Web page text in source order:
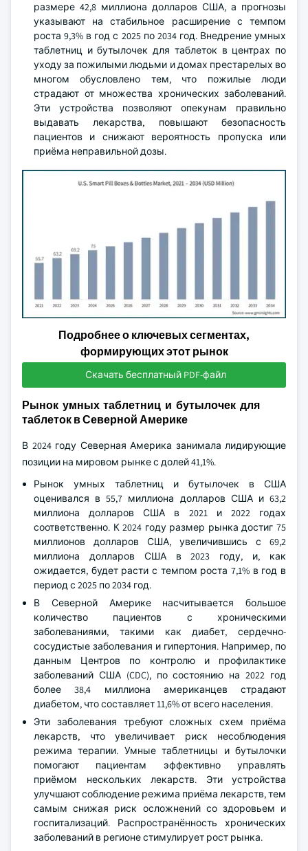
размере 42,8 миллиона долларов США, а прогнозы
указывают на стабильное расширение с темпом
роста 9,3% в год с 2025 по 2034 год. Внедрение умных
таблетниц и бутылочек для таблеток в центрах по
уходу за пожилыми людьми и домах престарелых во
многом обусловлено тем, что пожилые люди
страдают от множества хронических заболеваний.
Эти устройства позволяют опекунам правильно
выдавать лекарства, повышают безопасность
пациентов и снижают вероятность пропуска или
приёма неправильной дозы.
Подробнее о ключевых сегментах,
формирующих этот рынок
Скачать бесплатный PDF-файл
Рынок умных таблетниц и бутылочек для
таблеток в Северной Америке
В 2024 году Северная Америка занимала лидирующие
позиции на мировом рынке с долей 41,1%.
Рынок умных таблетниц и бутылочек в США
оценивался в 55,7 миллиона долларов США и 63,2
миллиона долларов США в 2021 и 2022 годах
соответственно. К 2024 году размер рынка достиг 75
миллионов долларов США, увеличившись с 69,2
миллиона долларов США в 2023 году, и, как
ожидается, будет расти с темпом роста 7,1% в год в
период с 2025 по 2034 год.
В Северной Америке насчитывается большое
количество пациентов с хроническими
заболеваниями, такими как диабет, сердечно-
сосудистые заболевания и гипертония. Например, по
данным Центров по контролю и профилактике
заболеваний США (CDC), по состоянию на 2022 год
более 38,4 миллиона американцев страдают
диабетом, что составляет 11,6% от всего населения.
Эти заболевания требуют сложных схем приёма
лекарств, что увеличивает риск несоблюдения
режима терапии. Умные таблетницы и бутылочки
помогают пациентам эффективно управлять
приёмом нескольких лекарств. Эти устройства
улучшают соблюдение режима приёма лекарств, тем
самым снижая риск осложнений со здоровьем и
госпитализаций. Распространённость хронических
заболеваний в регионе стимулирует рост рынка.